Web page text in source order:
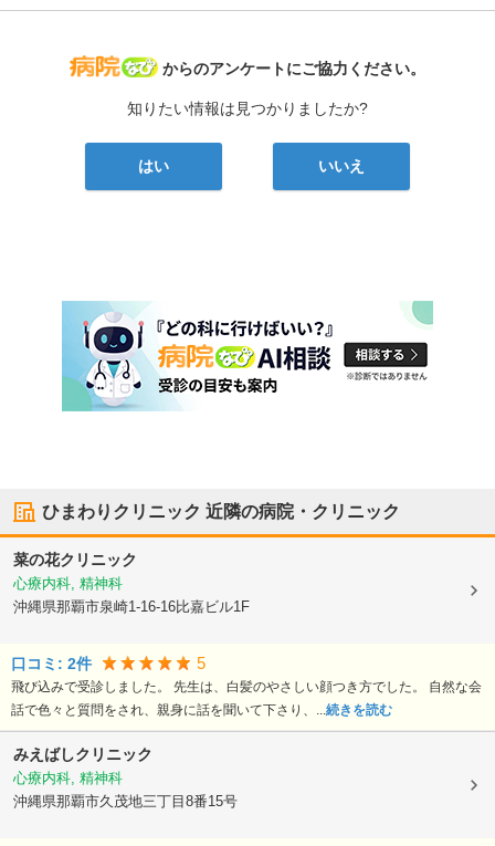
病院なび
からのアンケートにご協力ください。
知りたい情報は見つかりましたか?
はい いいえ
ひまわりクリニック 近隣の病院・クリニック
菜の花クリニック
心療内科, 精神科
沖縄県那覇市泉崎1-16-16比嘉ビル1F
口コミ: 2件 5
飛び込みで受診しました。 先生は、白髪のやさしい顔つき方でした。 自然な会
話で色々と質問をされ、親身に話を聞いて下さり、...続きを読む
みえばしクリニック
心療内科, 精神科
沖縄県那覇市久茂地三丁目8番15号